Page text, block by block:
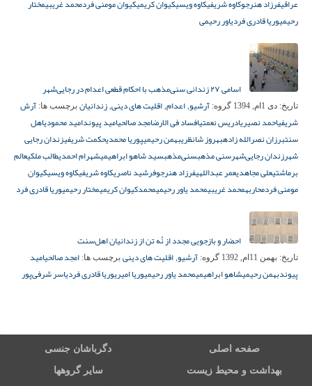
عراقیفرزاد هنرجوکاوه شریفیکاوه ویسیکیوان کریمیکیوان مومنی فردمحمد غریبیمختار
رحیمیوریا قادری فردیاور رحیمی
اسامی ۲۷ زندانی سنی‌مذهب با احکام قطعی اعدام در رجایی‌شهر
تاریخ: دی 1ام, 1394 گروه: آرشیو, اعدام, اقلیت های دینی, زندانیان برچسب ها: آرش
شریفیاحمد نصیریادریس نعمتیافساد فی الارضامجد صالحیامید پیوندامید محمودیاهل
سنتبرزان نصرالله زادهبهروز شانظریبهمن رحیمیپوریا محمدیحکمت شریفیزندان رجایی
شهرزندان رجایی‌شهرسنی مذهبسنی‌مذهبسید شاهو ابراهیمیشهرام احمدیطالب ملکیعالم
برماشتیعلی مجاهدیعمر عبداللهیفرزاد هنرجوفرشید ناصریکاوه شریفیکاوه ویسیکیوان
مومنی فردمحاربهمحمد غریبیمحمد یاور رحیمیمحمدکیوان کریمیمختار رحیمیوریا قادری فرد
احضار و بازجویی مجدد از نُه تن از زندانیان اهل‌سنت
تاریخ: بهمن 11ام, 1392 گروه: آرشیو, اقلیت های دینی برچسب ها: امجد صالحیامید
پیوندبهمن رحیمیشاهو ابراهیمیمحمد یاور رحیمیوریا امیریوریا قادری فردیاسر شرفی‌پور
صفحه اصلی دگرباشان جنسی
بهداشت و محیط زیست سایر گروهها